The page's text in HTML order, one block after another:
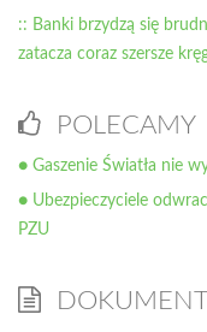
:: Banki brzydzą się
zatacza coraz szersze
POLECAMY
● Gaszenie Światła nie
● Ubezpieczyciele
PZU